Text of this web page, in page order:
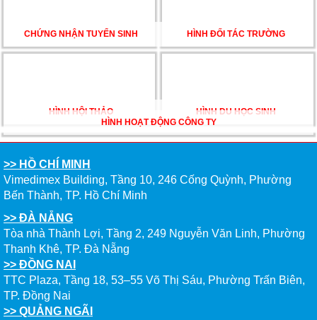
TƯ VẤN DU HỌC TOÀN DIỆN – BƯỚC ĐỆM VỮNG
DU HỌC ÚC DẦN TRỞ THÀNH LỰA CHỌN HÀNG
ĐẦU CỦA DU HỌC SINH NĂM 2026 – VÀ TẤT CẢ
ĐỀU CÓ LÝ DO!!
CHẠM GIẤC MƠ DU HỌC MỸ – BẮT ĐẦU TỪ NGÀY
HỘI GHI DANH & SĂN HỌC BỔNG KỲ SPRING 2026
CHỨNG NHẬN TUYỂN SINH HÌNH ĐỐI TÁC TRƯỜNG
HÌNH HỘI THẢO
HÌNH DU HỌC SINH
HÌNH HOẠT ĐỘNG CÔNG TY
>> HỒ CHÍ MINH
Vimedimex Building, Tầng 10, 246 Cống Quỳnh, Phường
Bến Thành, TP. Hồ Chí Minh
>> ĐÀ NẴNG
Tòa nhà Thành Lợi, Tầng 2, 249 Nguyễn Văn Linh, Phường
Thanh Khê, TP. Đà Nẵng
>> ĐỒNG NAI
TTC Plaza, Tầng 18, 53–55 Võ Thị Sáu, Phường Trấn Biên,
TP. Đồng Nai
>> QUẢNG NGÃI